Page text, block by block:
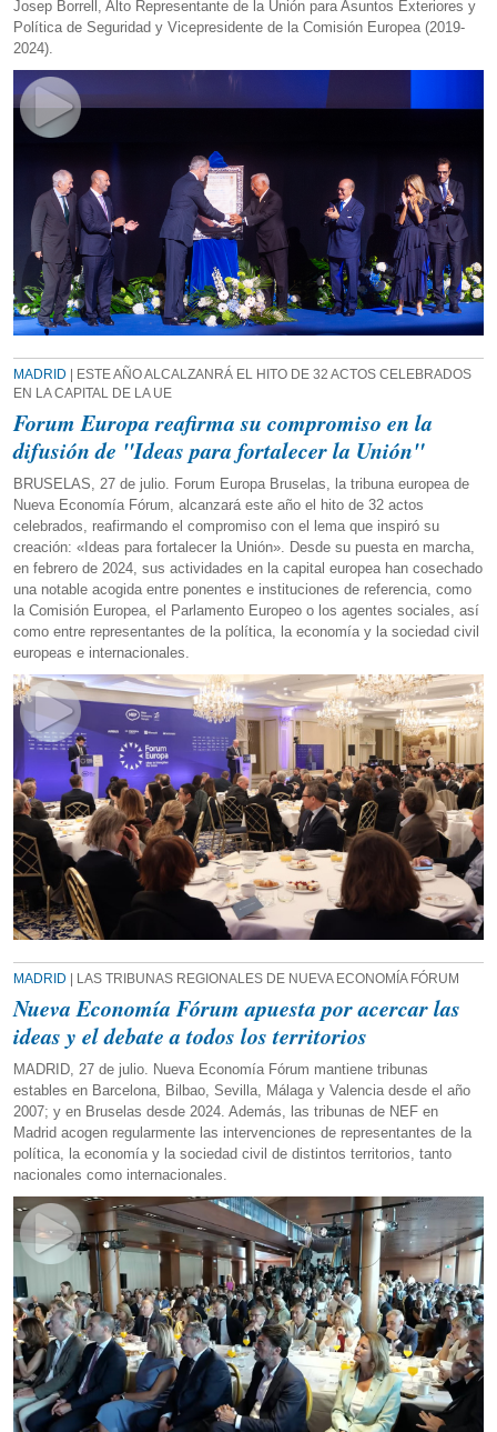
Josep Borrell, Alto Representante de la Unión para Asuntos Exteriores y
Política de Seguridad y Vicepresidente de la Comisión Europea (2019-
2024).
MADRID | ESTE AÑO ALCALZANRÁ EL HITO DE 32 ACTOS CELEBRADOS
EN LA CAPITAL DE LA UE
Forum Europa reafirma su compromiso en la
difusión de "Ideas para fortalecer la Unión"
BRUSELAS, 27 de julio. Forum Europa Bruselas, la tribuna europea de
Nueva Economía Fórum, alcanzará este año el hito de 32 actos
celebrados, reafirmando el compromiso con el lema que inspiró su
creación: «Ideas para fortalecer la Unión». Desde su puesta en marcha,
en febrero de 2024, sus actividades en la capital europea han cosechado
una notable acogida entre ponentes e instituciones de referencia, como
la Comisión Europea, el Parlamento Europeo o los agentes sociales, así
como entre representantes de la política, la economía y la sociedad civil
europeas e internacionales.
MADRID | LAS TRIBUNAS REGIONALES DE NUEVA ECONOMÍA FÓRUM
Nueva Economía Fórum apuesta por acercar las
ideas y el debate a todos los territorios
MADRID, 27 de julio. Nueva Economía Fórum mantiene tribunas
estables en Barcelona, Bilbao, Sevilla, Málaga y Valencia desde el año
2007; y en Bruselas desde 2024. Además, las tribunas de NEF en
Madrid acogen regularmente las intervenciones de representantes de la
política, la economía y la sociedad civil de distintos territorios, tanto
nacionales como internacionales.